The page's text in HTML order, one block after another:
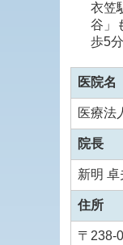
衣笠
谷」
歩5分
医院名
医療法
院長
新明 卓
住所
〒 238-